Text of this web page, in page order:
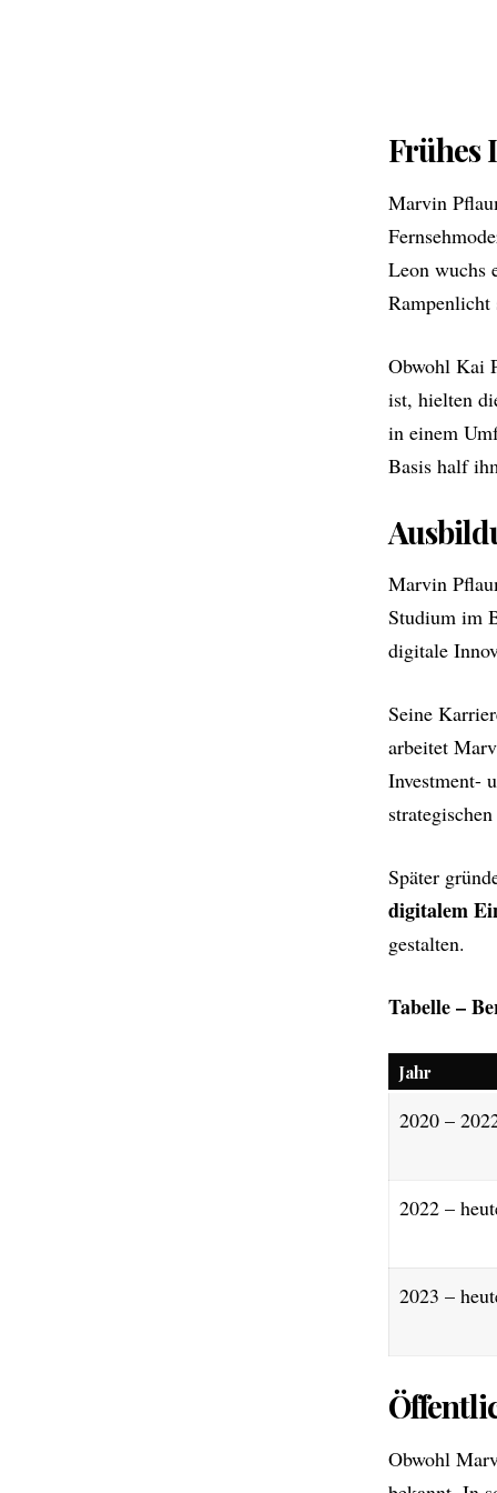
Frühes
Marvin
Leon wuchs
Rampenlicht
Obwohl Kai
ist, hielten
in einem
Basis half
Marvin
Studium im
digitale
Seine
arbeitet
Investment-
Später
digitalem
gestalten.
Tabelle –
Jahr
2020 –
2022 –
2023 –
Obwohl